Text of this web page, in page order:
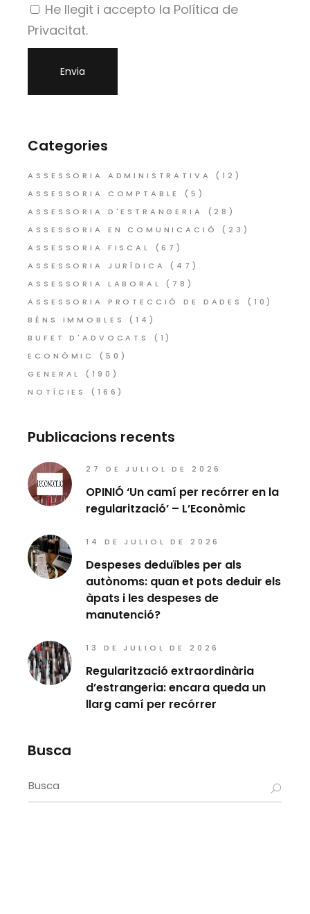
He llegit i accepto la Política de
Privacitat.
Categories
ASSESSORIA ADMINISTRATIVA
(12)
ASSESSORIA COMPTABLE
(5)
ASSESSORIA D'ESTRANGERIA
(28)
ASSESSORIA EN COMUNICACIÓ
(23)
ASSESSORIA FISCAL
(67)
ASSESSORIA JURÍDICA
(47)
ASSESSORIA LABORAL
(78)
ASSESSORIA PROTECCIÓ DE DADES
(10)
BÉNS IMMOBLES
(14)
BUFET D'ADVOCATS
(1)
ECONÒMIC
(50)
GENERAL
(190)
NOTÍCIES
(166)
Publicacions recents
27 DE JULIOL DE 2026
OPINIÓ ‘Un camí per recórrer en la
regularització’ – L’Econòmic
14 DE JULIOL DE 2026
Despeses deduïbles per als
autònoms: quan et pots deduir els
àpats i les despeses de
manutenció?
13 DE JULIOL DE 2026
Regularització extraordinària
d’estrangeria: encara queda un
llarg camí per recórrer
Busca
Search
for: